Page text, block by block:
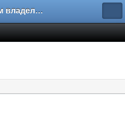
Форум владельцев интернет-магазинов